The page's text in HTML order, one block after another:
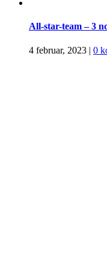
All-star-team – 3
4 februar, 2023 | 0